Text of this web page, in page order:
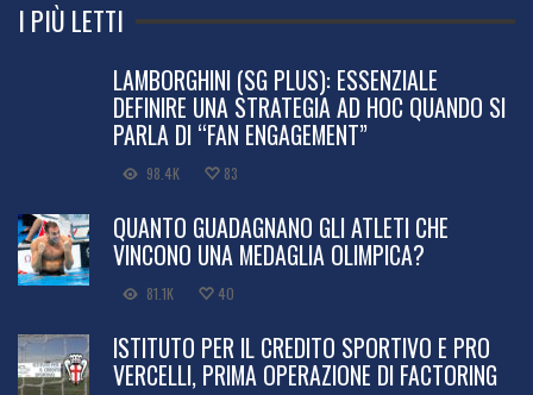
I PIÙ LETTI
LAMBORGHINI (SG PLUS): ESSENZIALE
DEFINIRE UNA STRATEGIA AD HOC QUANDO SI
PARLA DI “FAN ENGAGEMENT”
98.4K 83
QUANTO GUADAGNANO GLI ATLETI CHE
VINCONO UNA MEDAGLIA OLIMPICA?
81.1K 40
ISTITUTO PER IL CREDITO SPORTIVO E PRO
VERCELLI, PRIMA OPERAZIONE DI FACTORING